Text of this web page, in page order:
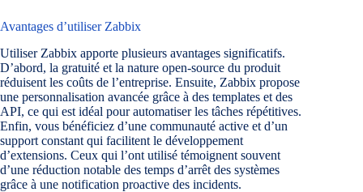
Avantages d’utiliser Zabbix
Utiliser Zabbix apporte plusieurs avantages significatifs.
D’abord, la gratuité et la nature open-source du produit
réduisent les coûts de l’entreprise. Ensuite, Zabbix propose
une personnalisation avancée grâce à des templates et des
API, ce qui est idéal pour automatiser les tâches répétitives.
Enfin, vous bénéficiez d’une communauté active et d’un
support constant qui facilitent le développement
d’extensions. Ceux qui l’ont utilisé témoignent souvent
d’une réduction notable des temps d’arrêt des systèmes
grâce à une notification proactive des incidents.